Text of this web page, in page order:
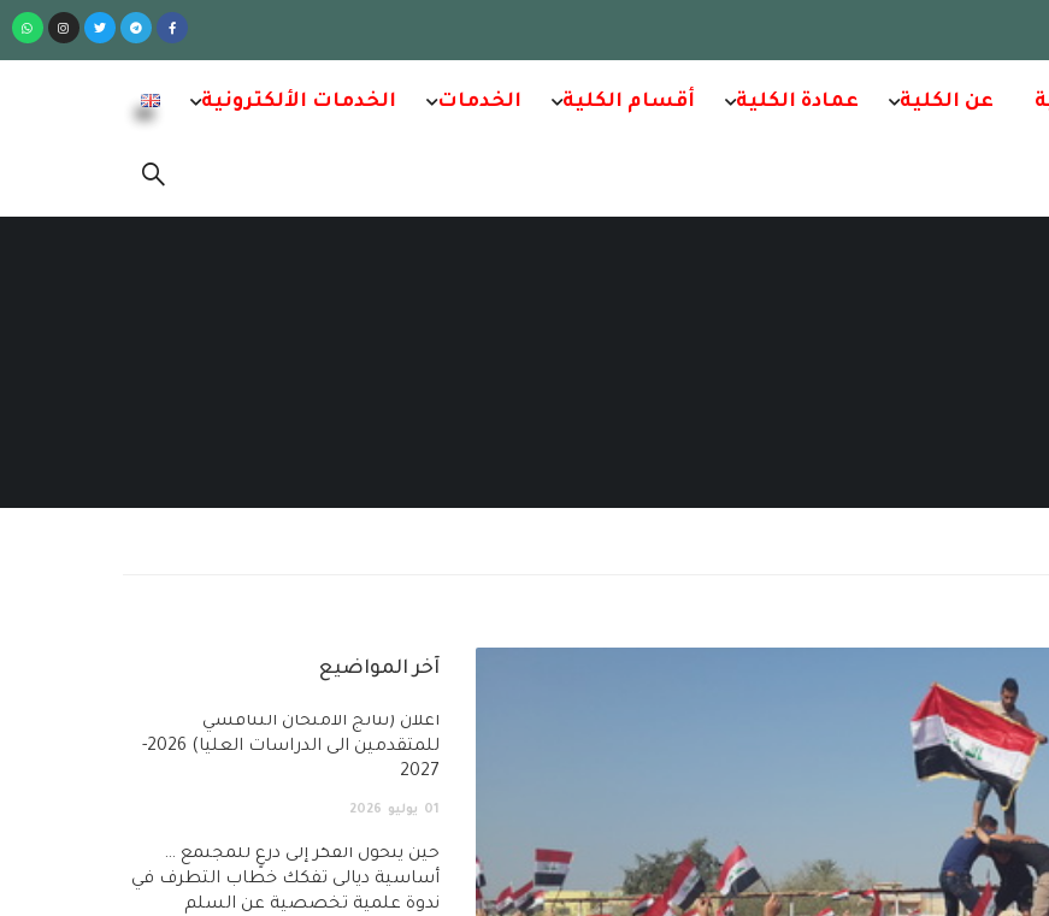
عن الكلية عمادة الكلية أقسام الكلية الخدمات الخدمات الألكترونية
آخر المواضيع
أعلان (نتائج الامتحان التنافسي
للمتقدمين الى الدراسات العليا) 2026-
2027
01 يوليو 2026
حين يتحول الفكر إلى درعٍ للمجتمع …
أساسية ديالى تفكك خطاب التطرف في
ندوة علمية تخصصية عن السلم